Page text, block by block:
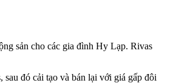
sản cho các gia đình Hy Lạp. Rivas
đó cải tạo và bán lại với giá gấp đôi